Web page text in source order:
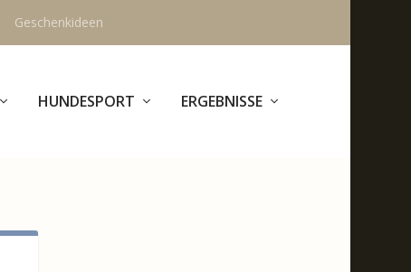
Geschenkideen
HUNDESPORT ERGEBNISSE